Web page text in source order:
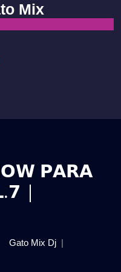
Mix
𝗣𝗔𝗥𝗔
|
Gato Mix Dj𝗣𝗔𝗖𝗞
|